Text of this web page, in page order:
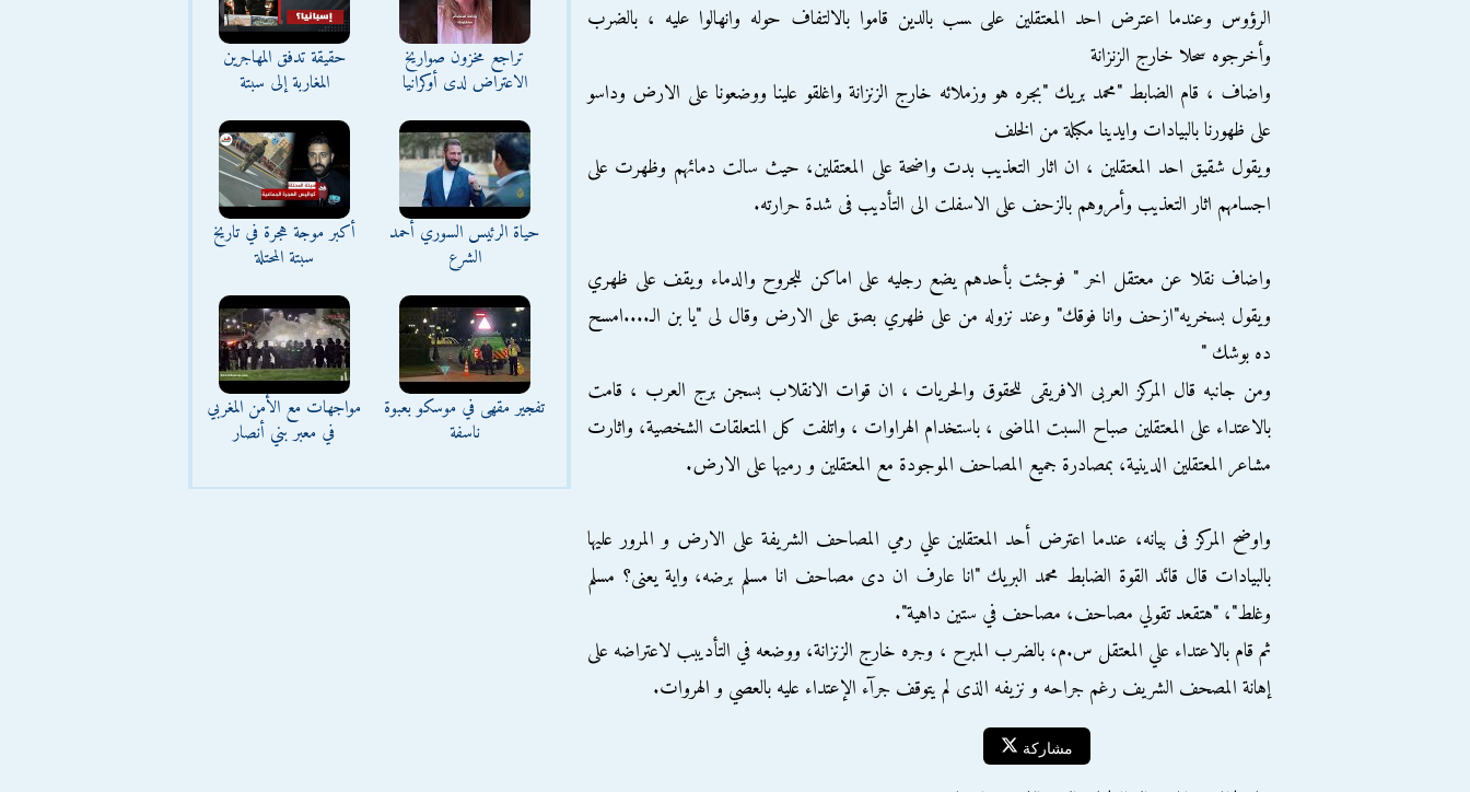
ﺍﻟﺮﺅﻭﺱ وﻋﻨﺪﻣﺎ ﺍﻋﺘﺮﺽ ﺍﺣﺪ المعتقلين ﻋﻠﻰ ﺴﺐ ﺑﺎﻟﺪﻳﻦ قاموا ﺑﺎﻻﻟﺘﻔﺎﻑ ﺣﻮﻟﻪ ﻭﺍﻧﻬﺎﻟﻮا ﻋﻠﻴﻪ ، ﺑﺎﻟﻀﺮﺏ
ﻭﺃﺧﺮﺟﻮﻩ سحلا ﺧﺎﺭﺝ ﺍﻟﺰﻧﺰﺍﻧﺔ
واضاف ، قام الضابط "محمد بريك "بجره هو وزملائه خارج الزنزانة واغلقو علينا ووضعونا على الارض وداسو
على ظهورنا بالبيادات وايدينا مكبلة من الخلف
ويقول شقيق احد المعتقلين ، ان اثار التعذيب بدت واضحة على المعتقلين، حيث سالت دمائهم وظهرت على
اجسامهم اثار التعذيب وأمروهم بالزحف على الاسفلت الى التأديب فى شدة حرارته.
واضاف نقلا عن معتقل اخر " فوجئت بأحدهم يضع رجليه على اماكن للجروح والدماء ويقف على ظهري
ويقول بسخريه"ازحف وانا فوقك" وعند نزوله من على ظهري بصق على الارض وقال لى "يا بن الـ....امسح
ده بوشك "
ومن جانبه قال المركز العربى الافريقى للحقوق والحريات ، ان قوات الانقلاب بسجن برج العرب ، قامت
بالاعتداء على المعتقلين صباح السبت الماضى ، باستخدام الهراوات ، واتلفت كل المتعلقات الشخصية، واثارت
مشاعر المعتقلين الدينية، بمصادرة جميع المصاحف الموجودة مع المعتقلين و رميها على اﻻرض.
واوضح المركز فى بيانه، عندما اعترض أحد المعتقلين علي رمي المصاحف الشريفة على الارض و المرور عليها
بالبيادات قال قائد القوة الضابط محمد البريك "انا عارف ان دى مصاحف انا مسلم برضه، واية يعنى؟ مسلم
وغلط"، "هتقعد تقولي مصاحف، مصاحف في ستين داهية".
ثم قام بالاعتداء علي المعتقل س.م، بالضرب المبرح ، وجره خارج الزنزانة، ووضعه في التأديبب لاعتراضه على
إهانة المصحف الشريف رغم جراحه و نزيفه الذى لم يتوقف جرآء الإعتداء عليه بالعصي و الهروات.
مشاركة
تراجع مخزون صواريخ
الاعتراض لدى أوكرانيا
حقيقة تدفق المهاجرين
المغاربة إلى سبتة
حياة الرئيس السوري أحمد
الشرع
أكبر موجة هجرة في تاريخ
سبتة المحتلة
تفجير مقهى في موسكو بعبوة
ناسفة
مواجهات مع الأمن المغربي
في معبر بني أنصار